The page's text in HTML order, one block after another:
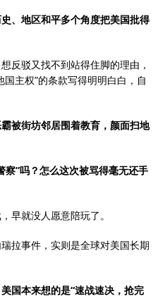
、地区和平多个角度把美国批得
反驳又找不到站得住脚的理由，
主权”的条款写得明明白白，自
被街坊邻居围着教育，颜面扫地
察”吗？怎么这次被骂得毫无还手
早就没人愿意陪玩了。
拉事件，实则是全球对美国长期
国本来想的是“速战速决，抢完